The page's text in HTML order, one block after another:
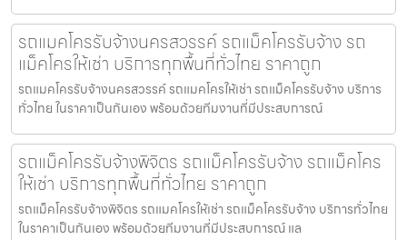
รถแมคโครรับจ้างนครสวรรค์ รถแม็คโครรับจ้าง รถ
แม็คโครให้เช่า บริการทุกพื้นที่ทั่วไทย ราคาถูก
รถแมคโครรับจ้างนครสวรรค์ รถแมคโครให้เช่า รถแม็คโครรับจ้าง บริการ
ทั่วไทย ในราคาเป็นกันเอง พร้อมด้วยทีมงานที่มีประสบการณ์
รถแม็คโครรับจ้างพิจิตร รถแม็คโครรับจ้าง รถแม็คโคร
ให้เช่า บริการทุกพื้นที่ทั่วไทย ราคาถูก
รถแม็คโครรับจ้างพิจิตร รถแมคโครให้เช่า รถแม็คโครรับจ้าง บริการทั่วไทย
ในราคาเป็นกันเอง พร้อมด้วยทีมงานที่มีประสบการณ์ แล